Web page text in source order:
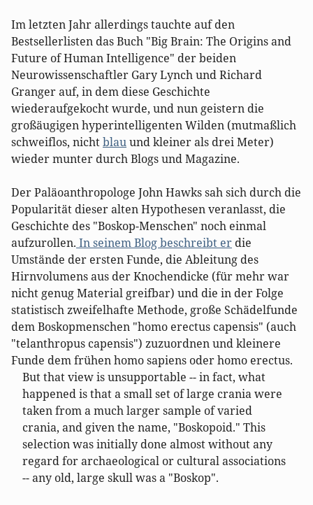
Im letzten Jahr allerdings tauchte auf den
Bestsellerlisten das Buch "Big Brain: The Origins and
Future of Human Intelligence" der beiden
Neurowissenschaftler Gary Lynch und Richard
Granger auf, in dem diese Geschichte
wiederaufgekocht wurde, und nun geistern die
großäugigen hyperintelligenten Wilden (mutmaßlich
schweiflos, nichtblauund kleiner als drei Meter)
wieder munter durch Blogs und Magazine.
Der Paläoanthropologe John Hawks sah sich durch die
Popularität dieser alten Hypothesen veranlasst, die
Geschichte des "Boskop-Menschen" noch einmal
aufzurollen. In seinem Blog beschreibt er die
Umstände der ersten Funde, die Ableitung des
Hirnvolumens aus der Knochendicke (für mehr war
nicht genug Material greifbar) und die in der Folge
statistisch zweifelhafte Methode, große Schädelfunde
dem Boskopmenschen "homo erectus capensis" (auch
"telanthropus capensis") zuzuordnen und kleinere
Funde dem frühen homo sapiens oder homo erectus.
But that view is unsupportable -- in fact, what
happened is that a small set of large crania were
taken from a much larger sample of varied
crania, and given the name, "Boskopoid." This
selection was initially done almost without any
regard for archaeological or cultural associations
-- any old, large skull was a "Boskop".